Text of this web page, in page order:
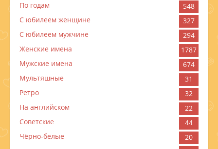
По годам
548
C юбилеем женщине
327
C юбилеем мужчине
294
Женские имена
1787
Мужские имена
674
Мультяшные
31
Ретро
32
На английском
22
Советские
44
Чёрно-белые
20